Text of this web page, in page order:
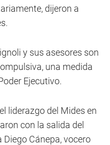
dijeron a
y sus asesores son
una medida
Ejecutivo.
liderazgo del Mides en
con la salida del
Cánepa, vocero